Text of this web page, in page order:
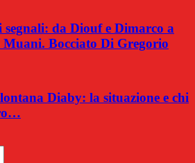
da Diouf e Dimarco a
Bocciato Di Gregorio
Diaby: la situazione e chi